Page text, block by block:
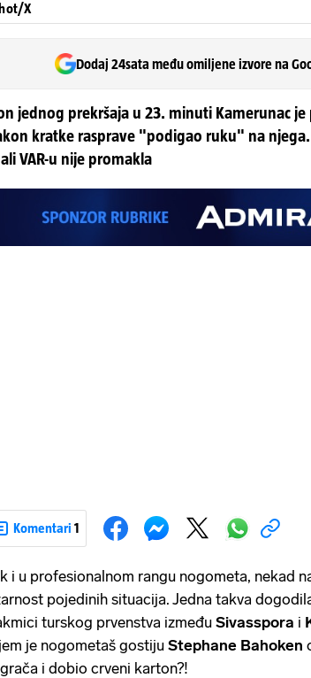
X
Dodaj 24sata među omiljene izvore na
jednog prekršaja u 23. minuti Kamerunac
kratke rasprave "podigao ruku" na
VAR-u nije promakla
Komentari 1
i u profesionalnom rangu nogometa, nekad
pojedinih situacija. Jedna takva
turskog prvenstva izmeđuSivasspora i
je nogometaš gostiju Stephane Bahoken
i dobio crveni karton?!